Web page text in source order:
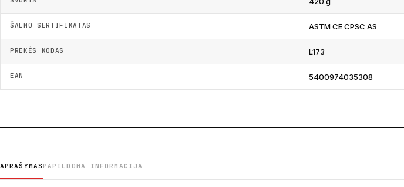
ŠALMO SERTIFIKATAS ASTM CE CPSC AS
PREKĖS KODAS L173
EAN 5400974035308
APRAŠYMAS PAPILDOMA INFORMACIJA